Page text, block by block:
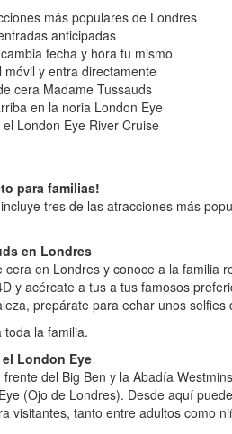
más populares de Londres
anticipadas
fecha y hora tu mismo
y entra directamente
cera Madame Tussauds
en la noria London Eye
London Eye River Cruise
para familias!
tres de las atracciones más
en Londres
cera en Londres y conoce a la familia
y acércate a tus a tus famosos
prepárate para echar unos
toda la familia.
London Eye
del Big Ben y la Abadía
(Ojo de Londres). Desde aquí
visitantes, tanto entre adultos como